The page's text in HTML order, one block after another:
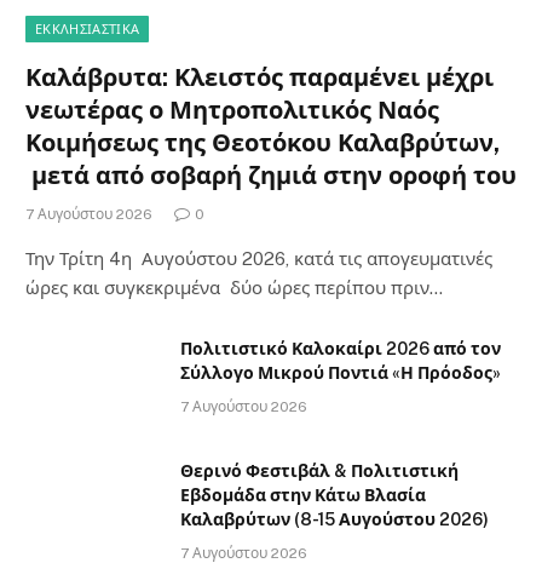
ΕΚΚΛΗΣΙΑΣΤΙΚΑ
Καλάβρυτα: Κλειστός παραμένει μέχρι
νεωτέρας ο Μητροπολιτικός Ναός
Κοιμήσεως της Θεοτόκου Καλαβρύτων,
μετά από σοβαρή ζημιά στην οροφή του
7 Αυγούστου 2026 0
Την Τρίτη 4η Αυγούστου 2026, κατά τις απογευματινές
ώρες και συγκεκριμένα δύο ώρες περίπου πριν…
Πολιτιστικό Καλοκαίρι 2026 από τον
Σύλλογο Μικρού Ποντιά «Η Πρόοδος»
7 Αυγούστου 2026
Θερινό Φεστιβάλ & Πολιτιστική
Εβδομάδα στην Κάτω Βλασία
Καλαβρύτων (8-15 Αυγούστου 2026)
7 Αυγούστου 2026